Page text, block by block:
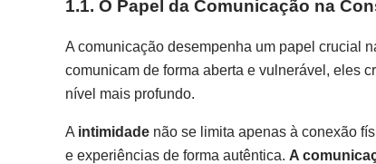
1.1. O Papel da Comunicação na
A comunicação desempenha um papel crucial
comunicam de forma aberta e vulnerável, eles
nível mais profundo.
A intimidade não se limita apenas à conexão
e experiências de forma autêntica. A